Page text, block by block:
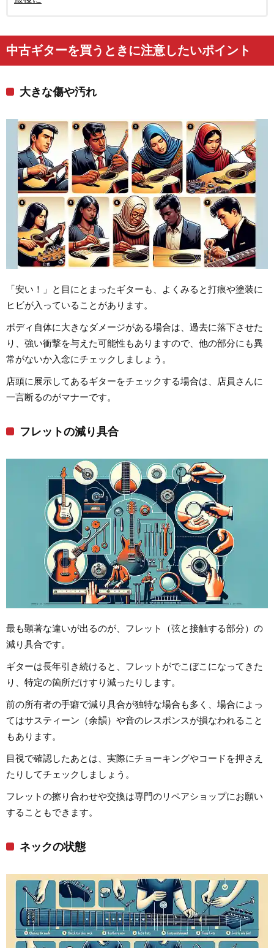
中古ギターを買うときに注意したいポイント
大きな傷や汚れ
「安い！」と目にとまったギターも、よくみると打痕や塗装に
ヒビが入っていることがあります。
ボディ自体に大きなダメージがある場合は、過去に落下させた
り、強い衝撃を与えた可能性もありますので、他の部分にも異
常がないか入念にチェックしましょう。
店頭に展示してあるギターをチェックする場合は、店員さんに
一言断るのがマナーです。
フレットの減り具合
最も顕著な違いが出るのが、フレット（弦と接触する部分）の
減り具合です。
ギターは長年引き続けると、フレットがでこぼこになってきた
り、特定の箇所だけすり減ったりします。
前の所有者の手癖で減り具合が独特な場合も多く、場合によっ
てはサスティーン（余韻）や音のレスポンスが損なわれること
もあります。
目視で確認したあとは、実際にチョーキングやコードを押さえ
たりしてチェックしましょう。
フレットの擦り合わせや交換は専門のリペアショップにお願い
することもできます。
ネックの状態